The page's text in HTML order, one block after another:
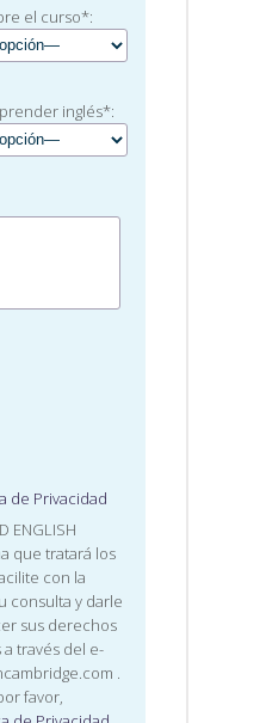
el curso*:
inglés*:
de Privacidad
ENGLISH
que tratará los
con la
consulta y darle
sus derechos
través del e-
.
favor,